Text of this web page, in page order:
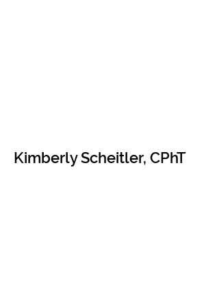
Kimberly Scheitler, CPhT